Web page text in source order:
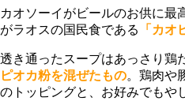
カオソーイがビールのお供に最
がラオスの国民食である
「カオ
透き通ったスープはあっさり鶏
ピオカ粉を混ぜたもの。鶏肉や
のトッピングと、お好みでもや